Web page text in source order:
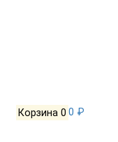
Корзина 0 0 ₽